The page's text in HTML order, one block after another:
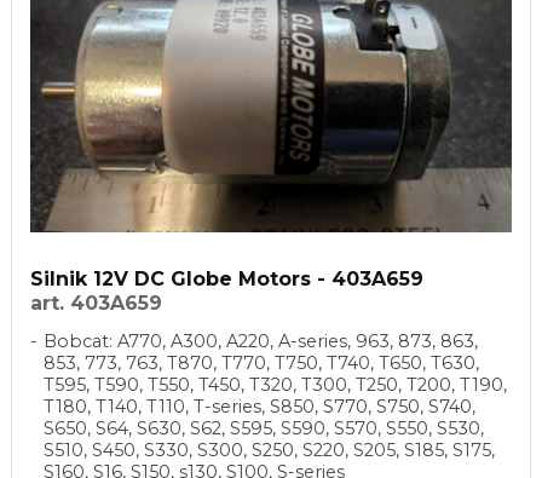
Silnik 12V DC Globe Motors - 403A659
art. 403A659
Bobcat: A770, A300, A220, A-series, 963, 873, 863,
853, 773, 763, T870, T770, T750, T740, T650, T630,
T595, T590, T550, T450, T320, T300, T250, T200, T190,
T180, T140, T110, T-series, S850, S770, S750, S740,
S650, S64, S630, S62, S595, S590, S570, S550, S530,
S510, S450, S330, S300, S250, S220, S205, S185, S175,
S160, S16, S150, s130, S100, S-series